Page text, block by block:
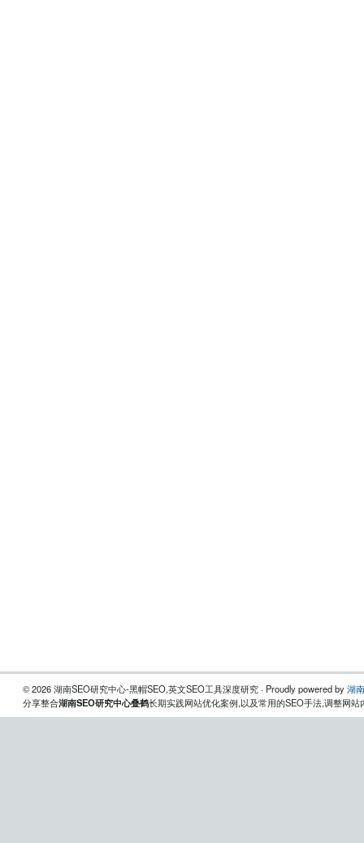
© 2026 湖南SEO研究中心-黑帽SEO,英文SEO工具深度研究 · Proudly powered by湖
分享整合湖南SEO研究中心叠鹤长期实践网站优化案例,以及常用的SEO手法,调整网